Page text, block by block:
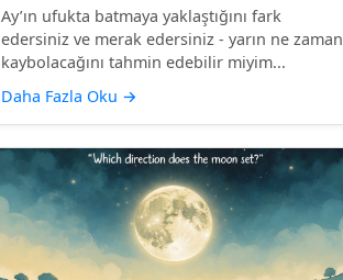
Ay’ın ufukta batmaya yaklaştığını fark
edersiniz ve merak edersiniz - yarın ne zaman
kaybolacağını tahmin edebilir miyim...
Daha Fazla Oku →